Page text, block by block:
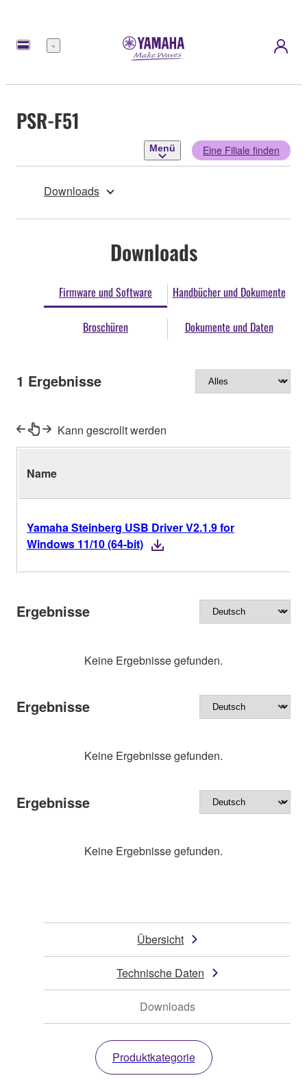
Menü
PSR-F51
Menü Eine Filiale finden
Downloads
Downloads
Firmware und Software Handbücher und Dokumente
Broschüren Dokumente und Daten
1 Ergebnisse
Kann gescrollt werden
Name
Yamaha Steinberg USB Driver V2.1.9 for
Windows 11/10 (64-bit)
Ergebnisse
Keine Ergebnisse gefunden.
Ergebnisse
Keine Ergebnisse gefunden.
Ergebnisse
Keine Ergebnisse gefunden.
Übersicht
Technische Daten
Downloads
Produktkategorie